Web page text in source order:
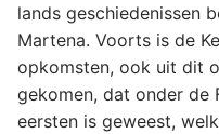
lands geschiedenissen
Martena. Voorts is de
opkomsten, ook uit dit
gekomen, dat onder de
eersten is geweest,